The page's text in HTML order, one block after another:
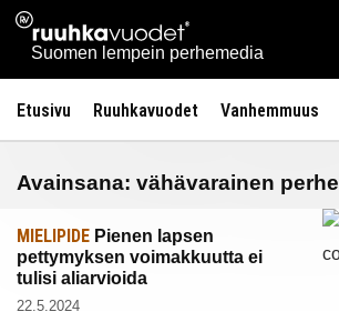
Siirry
sisältöön
Ruuhkavuodet.fi
Suomen lempein perhemedia
Etusivu Ruuhkavuodet Vanhemmuus
Avainsana: vähävarainen perhe
MIELIPIDE Pienen lapsen
pettymyksen voimakkuutta ei
tulisi aliarvioida
22.5.2024